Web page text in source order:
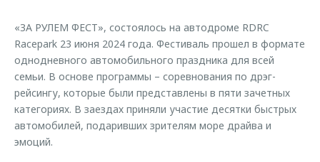
Трейд-ин
Калькулятор трейд-ин
Запчасти
«ЗА РУЛЕМ ФЕСТ», состоялось на автодроме RDRC
Racepark 23 июня 2024 года. Фестиваль прошел в формате
однодневного автомобильного праздника для всей
семьи. В основе программы – соревнования по дрэг-
рейсингу, которые были представлены в пяти зачетных
категориях. В заездах приняли участие десятки быстрых
автомобилей, подаривших зрителям море драйва и
эмоций.